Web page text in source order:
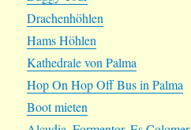
Drachenhöhlen
Hams Höhlen
Kathedrale von Palma
Hop On Hop Off Bus in Palma
Boot mieten